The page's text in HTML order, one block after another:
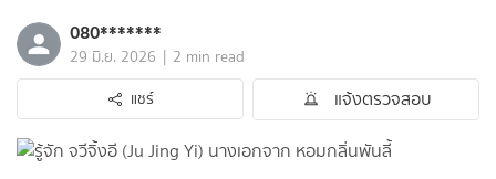
080*******
29 มิ.ย. 2026 | 2 min read
แชร์
แจ้งตรวจสอบ